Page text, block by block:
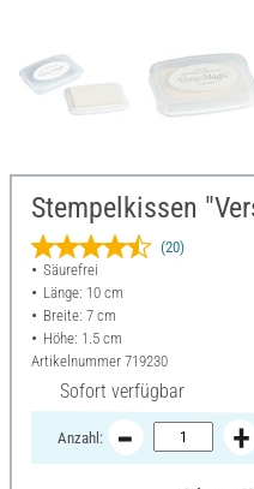
Stempelkissen
(20)
Säurefrei
Länge: 10 cm
Breite: 7 cm
Höhe: 1.5 cm
Artikelnummer 719230
Sofort verfügbar
Anzahl: